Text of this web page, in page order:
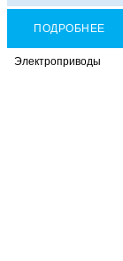
ПОДРОБНЕЕ
Электроприводы